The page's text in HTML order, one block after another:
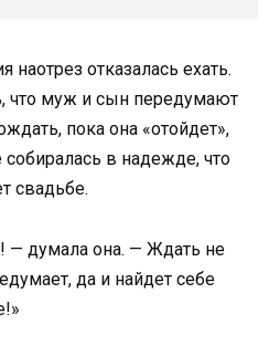
наотрез отказалась ехать.
что муж и сын передумают
пока она «отойдет»,
в надежде, что
свадьбе.
— думала она. — Ждать не
да и найдет себе